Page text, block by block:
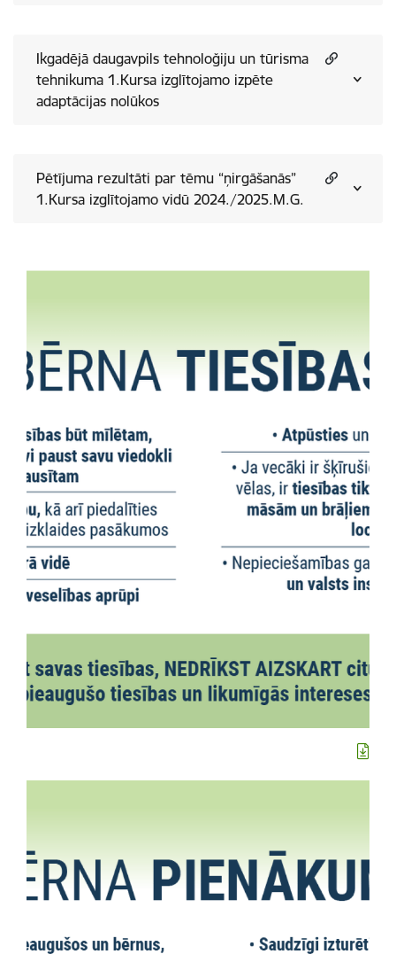
Ikgadējā daugavpils tehnoloğiju un tūrisma
tehnikuma 1.Kursa izglītojamo izpēte
adaptācijas nolūkos
Pētījuma rezultāti par tēmu “ņirgāšanās”
1.Kursa izglītojamo vidū 2024./2025.M.G.